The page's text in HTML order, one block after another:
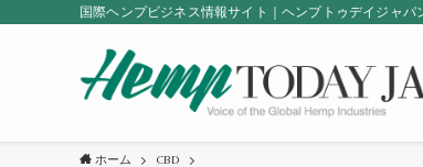
国際ヘンプビジネス情報サイト｜ヘンプトゥデイジャパ
ホーム CBD